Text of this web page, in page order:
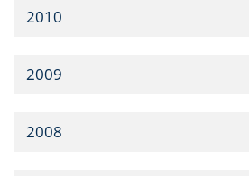
2010
2009
2008